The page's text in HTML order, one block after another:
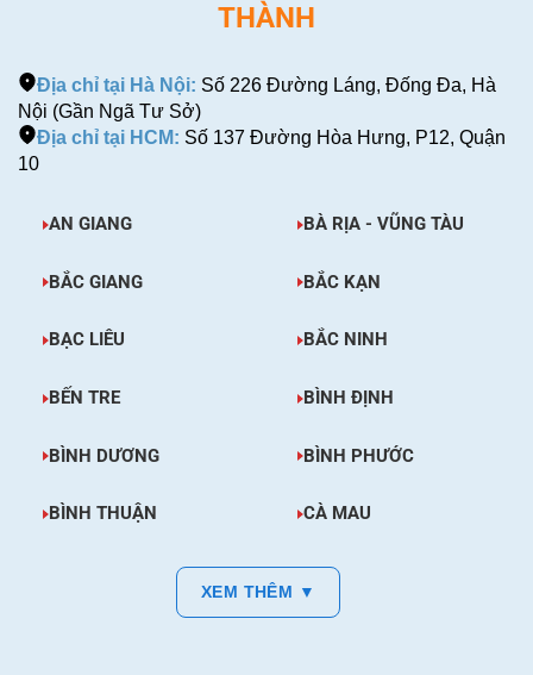
THÀNH
Địa chỉ tại Hà Nội: Số 226 Đường Láng, Đống Đa, Hà
Nội (Gần Ngã Tư Sở)
Địa chỉ tại HCM: Số 137 Đường Hòa Hưng, P12, Quận
10
AN GIANG BÀ RỊA - VŨNG TÀU
BẮC GIANG BẮC KẠN
BẠC LIÊU BẮC NINH
BẾN TRE BÌNH ĐỊNH
BÌNH DƯƠNG BÌNH PHƯỚC
BÌNH THUẬN CÀ MAU
XEM THÊM ▼